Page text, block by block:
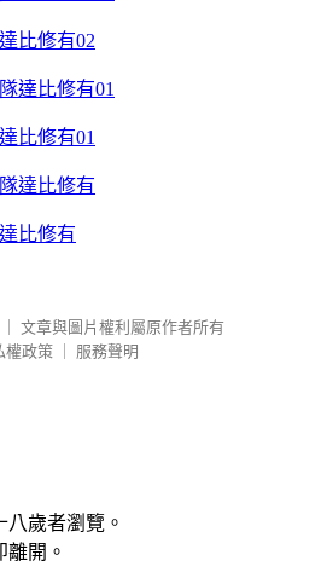
比修有02
比修有01
比修有
文章與圖片權利屬原作者所有
權政策
服務聲明
歲者瀏覽。
開。